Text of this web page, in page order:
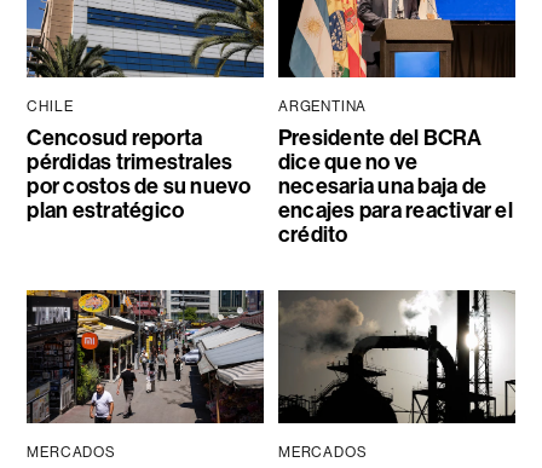
CHILE
Cencosud reporta
pérdidas trimestrales
por costos de su nuevo
plan estratégico
ARGENTINA
Presidente del BCRA
dice que no ve
necesaria una baja de
encajes para reactivar el
crédito
MERCADOS MERCADOS